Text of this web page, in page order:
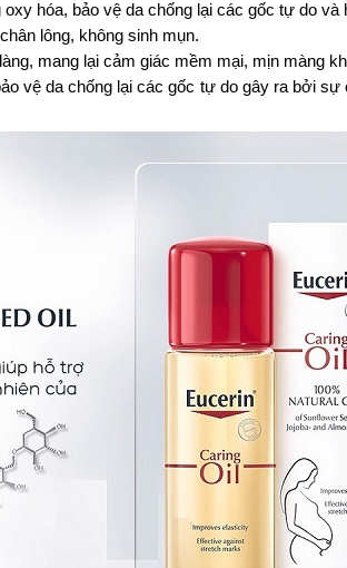
hóa, bảo vệ da chống lại các gốc tự do
lông, không sinh mụn.
mang lại cảm giác mềm mại, mịn màng
vệ da chống lại các gốc tự do gây ra bởi